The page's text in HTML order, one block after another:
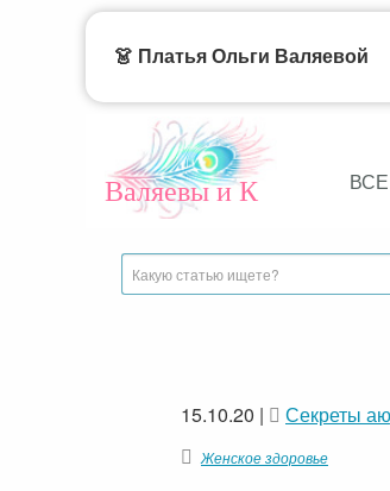
Валяевы и К
15.10.20 | Секреты
Женское здоровье
👗 Платья Ольги Валяевой